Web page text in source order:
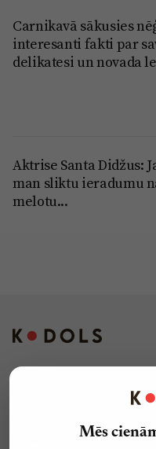
Carnikavā sākusies
interesanti fakti par
delikatesi un novada
Aktrise Santa Didžus:
man sliktu ieradumu
melotu...
Mēs